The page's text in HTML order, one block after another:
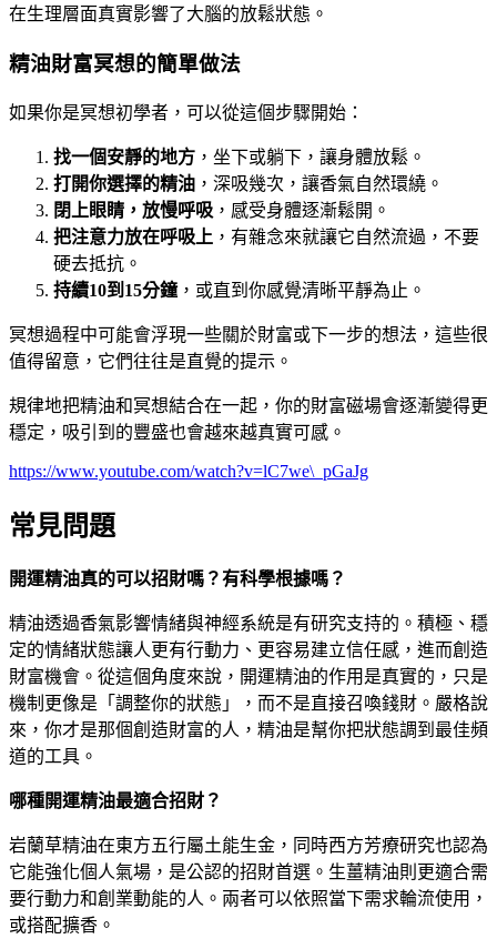
在生理層面真實影響了大腦的放鬆狀態。
精油財富冥想的簡單做法
如果你是冥想初學者，可以從這個步驟開始：
找一個安靜的地方 ，坐下或躺下，讓身體放鬆。
打開你選擇的精油 ，深吸幾次，讓香氣自然環繞。
閉上眼睛，放慢呼吸 ，感受身體逐漸鬆開。
把注意力放在呼吸上 ，有雜念來就讓它自然流過，不要
硬去抵抗。
持續10到15分鐘，或直到你感覺清晰平靜為止。
冥想過程中可能會浮現一些關於財富或下一步的想法，這些很
值得留意，它們往往是直覺的提示。
規律地把精油和冥想結合在一起，你的財富磁場會逐漸變得更
穩定，吸引到的豐盛也會越來越真實可感。
https://www.youtube.com/watch?v=lC7we\_pGaJg
常見問題
開運精油真的可以招財嗎？有科學根據嗎？
精油透過香氣影響情緒與神經系統是有研究支持的。積極、穩
定的情緒狀態讓人更有行動力、更容易建立信任感，進而創造
財富機會。從這個角度來說，開運精油的作用是真實的，只是
機制更像是「調整你的狀態」，而不是直接召喚錢財。嚴格說
來，你才是那個創造財富的人，精油是幫你把狀態調到最佳頻
道的工具。
哪種開運精油最適合招財？
岩蘭草精油在東方五行屬土能生金，同時西方芳療研究也認為
它能強化個人氣場，是公認的招財首選。生薑精油則更適合需
要行動力和創業動能的人。兩者可以依照當下需求輪流使用，
或搭配擴香。